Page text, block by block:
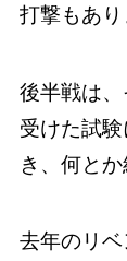
打撃もあり
後半戦は
受けた試
き、何と
去年のリ